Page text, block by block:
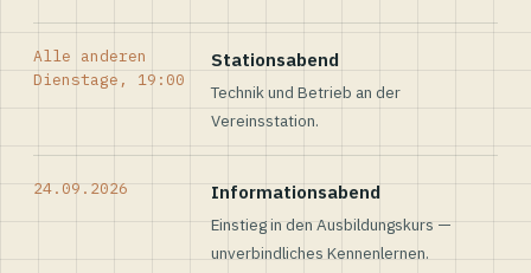
Alle anderen
Dienstage, 19:00
Stationsabend
Technik und Betrieb an der
Vereinsstation.
24.09.2026 Informationsabend
Einstieg in den Ausbildungskurs —
unverbindliches Kennenlernen.